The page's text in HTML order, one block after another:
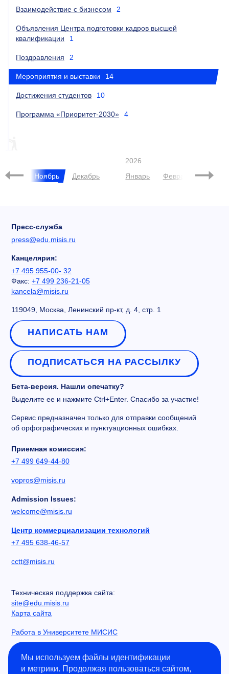
Взаимодействие с бизнесом 2
Объявления Центра подготовки кадров высшей
квалификации
1
Поздравления 2
Мероприятия и выставки 14
Достижения студентов 10
Программа «Приоритет-2030» 4
ПИЛОТНЫЙ ПРОЕКТ
Ноябрь Декабрь
2026
Январь
Февраль Март
Пресс-служба
press@edu.misis.ru
Канцелярия:
+7 495 955-00- 32
Факс: +7 499 236-21-05
kancela@misis.ru
119049, Москва, Ленинский пр-кт, д. 4, стр. 1
НАПИСАТЬ НАМ
ПОДПИСАТЬСЯ НА РАССЫЛКУ
Бета-версия. Нашли опечатку?
Выделите ее и нажмите Ctrl+Enter. Спасибо за участие!
Сервис предназначен только для отправки сообщений
об орфографических и пунктуационных ошибках.
Приемная комиссия:
+7 499 649-44-80
vopros@misis.ru
Admission Issues:
welcome@misis.ru
Центр коммерциализации технологий
+7 495 638-46-57
cctt@misis.ru
Техническая поддержка сайта:
site@edu.misis.ru
Карта сайта
Работа в Университете МИСИС
Информация о закупках
Мы используем файлы идентификации
и метрики. Продолжая пользоваться сайтом,